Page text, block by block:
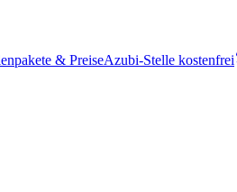
& PreiseAzubi-Stelle kostenfrei